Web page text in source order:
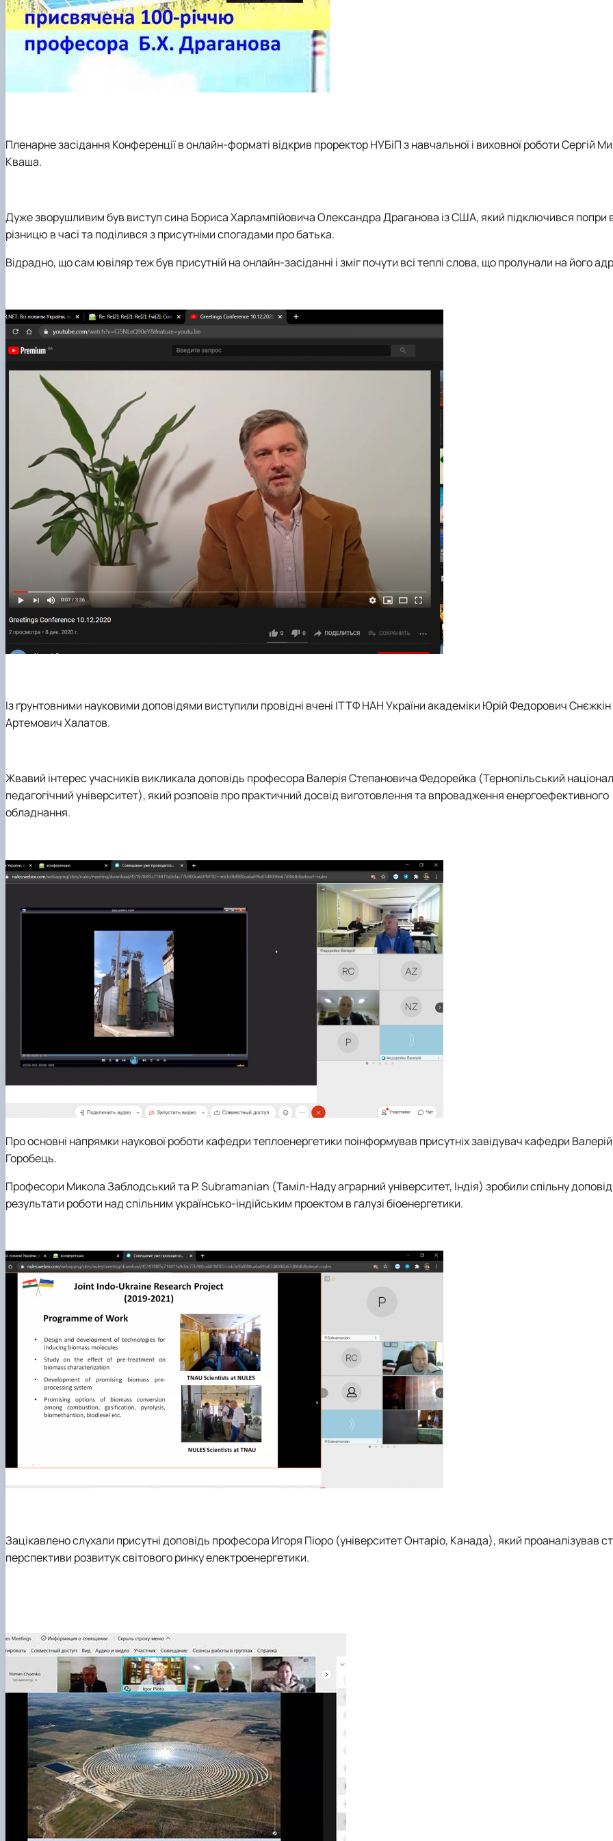
Пленарне засідання Конференції в онлайн-форматі відкрив проректор НУБіП з навчальної і виховної роботи Сергій
Кваша.
Дуже зворушливим був виступ сина Бориса Харлампійовича Олександра Драганова із США, який підключився попри
різницю в часі та поділився з присутніми спогадами про батька.
Відрадно, що сам ювіляр теж був присутній на онлайн-засіданні і зміг почути всі теплі слова, що пролунали на його
Із ґрунтовними науковими доповідями виступили провідні вчені ІТТФ НАН України академіки Юрій Федорович
Артемович Халатов.
Жвавий інтерес учасників викликала доповідь професора Валерія Степановича Федорейка (Тернопільський
педагогічний університет), який розповів про практичний досвід виготовлення та впровадження енергоефективного
обладнання.
Про основні напрямки наукової роботи кафедри теплоенергетики поінформував присутніх завідувач кафедри
Горобець.
Професори Микола Заблодський та P. Subramanian (Таміл-Наду аграрний університет, Індія) зробили спільну
результати роботи над спільним українсько-індійським проектом в галузі біоенергетики.
Зацікавлено слухали присутні доповідь професора Игоря Піоро (університет Онтаріо, Канада), який проаналізував
перспективи розвитук світового ринку електроенергетики.